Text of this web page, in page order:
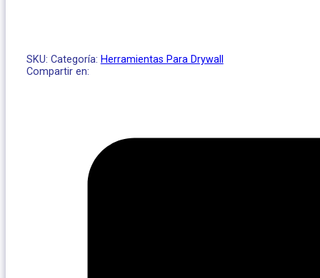
SKU: Categoría: Herramientas Para Drywall
Compartir en: